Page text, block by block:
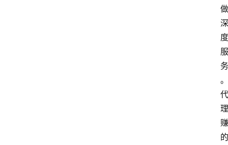
做
深
度
服
务
。
代
理
赚
的